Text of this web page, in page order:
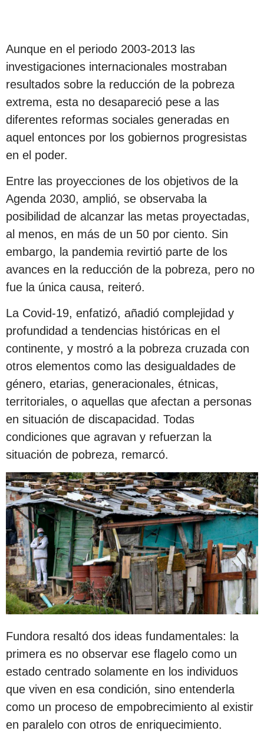
Aunque en el periodo 2003-2013 las
investigaciones internacionales mostraban
resultados sobre la reducción de la pobreza
extrema, esta no desapareció pese a las
diferentes reformas sociales generadas en
aquel entonces por los gobiernos progresistas
en el poder.
Entre las proyecciones de los objetivos de la
Agenda 2030, amplió, se observaba la
posibilidad de alcanzar las metas proyectadas,
al menos, en más de un 50 por ciento. Sin
embargo, la pandemia revirtió parte de los
avances en la reducción de la pobreza, pero no
fue la única causa, reiteró.
La Covid-19, enfatizó, añadió complejidad y
profundidad a tendencias históricas en el
continente, y mostró a la pobreza cruzada con
otros elementos como las desigualdades de
género, etarias, generacionales, étnicas,
territoriales, o aquellas que afectan a personas
en situación de discapacidad. Todas
condiciones que agravan y refuerzan la
situación de pobreza, remarcó.
Fundora resaltó dos ideas fundamentales: la
primera es no observar ese flagelo como un
estado centrado solamente en los individuos
que viven en esa condición, sino entenderla
como un proceso de empobrecimiento al existir
en paralelo con otros de enriquecimiento.